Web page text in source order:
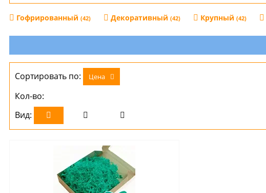
Гофрированный (42) Декоративный (42) Крупный (42)
Сортировать по: Цена
Кол-во:
Вид: